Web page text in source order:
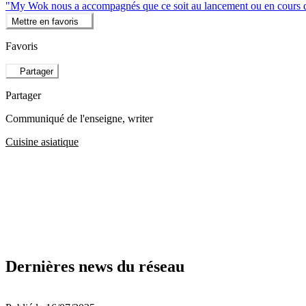
"My Wok nous a accompagnés que ce soit au lancement ou en cours
Mettre en favoris
Favoris
Partager
Partager
Communiqué de l'enseigne, writer
Cuisine asiatique
Dernières news du réseau